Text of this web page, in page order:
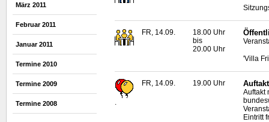
März 2011
Februar 2011
Januar 2011
Termine 2010
Termine 2009
Termine 2008
FR, 14.09.
18.00 Uhr
bis
20.00 Uhr
'Villa
.
FR, 14.09. 19.00 Uhr
Auftakt
Eintritt